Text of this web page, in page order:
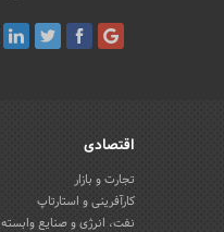
اقتصادی
تجارت و بازار
کارآفرینی و استارتاپ
نفت، انرژی و صنایع وابسته